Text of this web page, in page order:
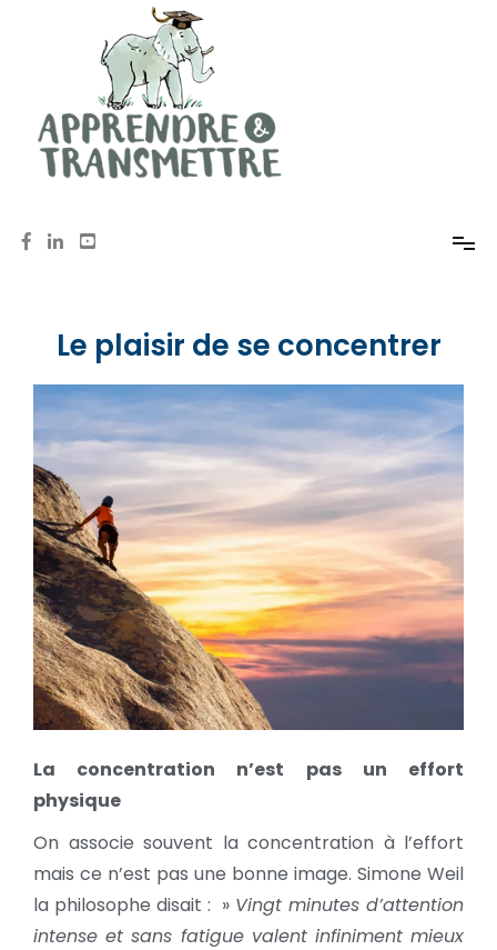
Le plaisir de se concentrer
La concentration n’est pas un effort
physique
On associe souvent la concentration à l’effort
mais ce n’est pas une bonne image. Simone Weil
la philosophe disait : » Vingt minutes d’attention
intense et sans fatigue valent infiniment mieux